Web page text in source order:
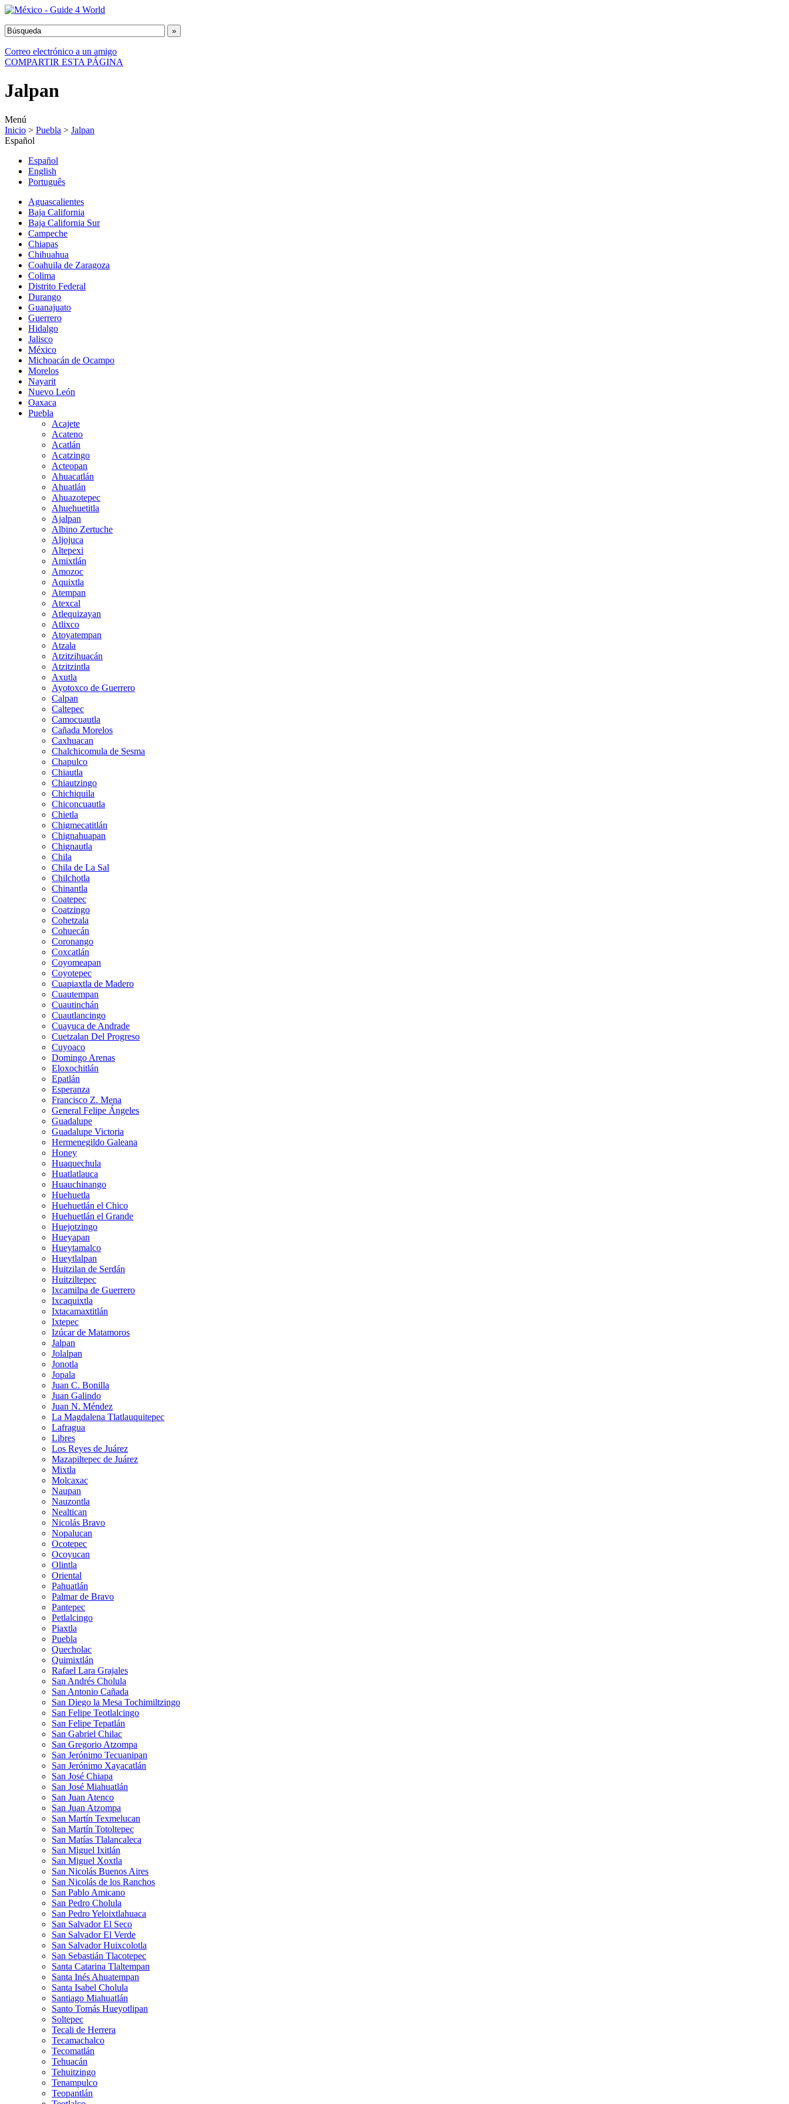
Correo electrónico a un amigo
COMPARTIR ESTA PÁGINA
Jalpan
Menú
Inicio > Puebla > Jalpan
Español
Español
English
Português
Aguascalientes
Baja California
Baja California Sur
Campeche
Chiapas
Chihuahua
Coahuila de Zaragoza
Colima
Distrito Federal
Durango
Guanajuato
Guerrero
Hidalgo
Jalisco
México
Michoacán de Ocampo
Morelos
Nayarit
Nuevo León
Oaxaca
Puebla
Acajete
Acateno
Acatlán
Acatzingo
Acteopan
Ahuacatlán
Ahuatlán
Ahuazotepec
Ahuehuetitla
Ajalpan
Albino Zertuche
Aljojuca
Altepexi
Amixtlán
Amozoc
Aquixtla
Atempan
Atexcal
Atlequizayan
Atlixco
Atoyatempan
Atzala
Atzitzihuacán
Atzitzintla
Axutla
Ayotoxco de Guerrero
Calpan
Caltepec
Camocuautla
Cañada Morelos
Caxhuacan
Chalchicomula de Sesma
Chapulco
Chiautla
Chiautzingo
Chichiquila
Chiconcuautla
Chietla
Chigmecatitlán
Chignahuapan
Chignautla
Chila
Chila de La Sal
Chilchotla
Chinantla
Coatepec
Coatzingo
Cohetzala
Cohuecán
Coronango
Coxcatlán
Coyomeapan
Coyotepec
Cuapiaxtla de Madero
Cuautempan
Cuautinchán
Cuautlancingo
Cuayuca de Andrade
Cuetzalan Del Progreso
Cuyoaco
Domingo Arenas
Eloxochitlán
Epatlán
Esperanza
Francisco Z. Mena
General Felipe Ángeles
Guadalupe
Guadalupe Victoria
Hermenegildo Galeana
Honey
Huaquechula
Huatlatlauca
Huauchinango
Huehuetla
Huehuetlán el Chico
Huehuetlán el Grande
Huejotzingo
Hueyapan
Hueytamalco
Hueytlalpan
Huitzilan de Serdán
Huitziltepec
Ixcamilpa de Guerrero
Ixcaquixtla
Ixtacamaxtitlán
Ixtepec
Izúcar de Matamoros
Jalpan
Jolalpan
Jonotla
Jopala
Juan C. Bonilla
Juan Galindo
Juan N. Méndez
La Magdalena Tlatlauquitepec
Lafragua
Libres
Los Reyes de Juárez
Mazapiltepec de Juárez
Mixtla
Molcaxac
Naupan
Nauzontla
Nealtican
Nicolás Bravo
Nopalucan
Ocotepec
Ocoyucan
Olintla
Oriental
Pahuatlán
Palmar de Bravo
Pantepec
Petlalcingo
Piaxtla
Puebla
Quecholac
Quimixtlán
Rafael Lara Grajales
San Andrés Cholula
San Antonio Cañada
San Diego la Mesa Tochimiltzingo
San Felipe Teotlalcingo
San Felipe Tepatlán
San Gabriel Chilac
San Gregorio Atzompa
San Jerónimo Tecuanipan
San Jerónimo Xayacatlán
San José Chiapa
San José Miahuatlán
San Juan Atenco
San Juan Atzompa
San Martín Texmelucan
San Martín Totoltepec
San Matías Tlalancaleca
San Miguel Ixitlán
San Miguel Xoxtla
San Nicolás Buenos Aires
San Nicolás de los Ranchos
San Pablo Amicano
San Pedro Cholula
San Pedro Yeloixtlahuaca
San Salvador El Seco
San Salvador El Verde
San Salvador Huixcolotla
San Sebastián Tlacotepec
Santa Catarina Tlaltempan
Santa Inés Ahuatempan
Santa Isabel Cholula
Santiago Miahuatlán
Santo Tomás Hueyotlipan
Soltepec
Tecali de Herrera
Tecamachalco
Tecomatlán
Tehuacán
Tehuitzingo
Tenampulco
Teopantlán